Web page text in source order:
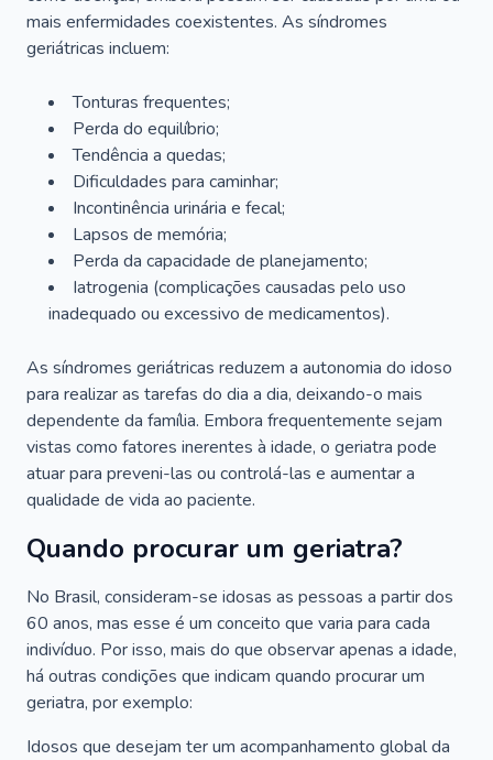
mais enfermidades coexistentes. As síndromes
geriátricas incluem:
Tonturas frequentes;
Perda do equilíbrio;
Tendência a quedas;
Dificuldades para caminhar;
Incontinência urinária e fecal;
Lapsos de memória;
Perda da capacidade de planejamento;
Iatrogenia (complicações causadas pelo uso
inadequado ou excessivo de medicamentos).
As síndromes geriátricas reduzem a autonomia do idoso
para realizar as tarefas do dia a dia, deixando-o mais
dependente da família. Embora frequentemente sejam
vistas como fatores inerentes à idade, o geriatra pode
atuar para preveni-las ou controlá-las e aumentar a
qualidade de vida ao paciente.
Quando procurar um geriatra?
No Brasil, consideram-se idosas as pessoas a partir dos
60 anos, mas esse é um conceito que varia para cada
indivíduo. Por isso, mais do que observar apenas a idade,
há outras condições que indicam quando procurar um
geriatra, por exemplo:
Idosos que desejam ter um acompanhamento global da